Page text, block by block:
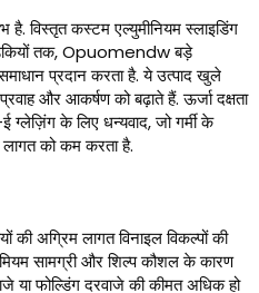
विस्तृत कस्टम एल्युमीनियम स्लाइडिंग
तक, Opuomendw बड़े
प्रदान करता है. ये उत्पाद खुले
और आकर्षण को बढ़ाते हैं. ऊर्जा दक्षता
के लिए धन्यवाद, जो गर्मी के
को कम करता है.
अग्रिम लागत विनाइल विकल्पों की
सामग्री और शिल्प कौशल के कारण
या फोल्डिंग दरवाजे की कीमत अधिक हो